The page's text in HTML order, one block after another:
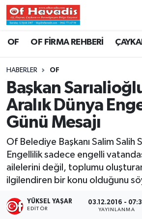
OF OF FİRMA REHBERİ
HABERLER OF
Başkan
Aralık Dünya
Günü Mesajı
Of Belediye Başkanı Salim Salih
Engellilik sadece engelli
ailelerini değil, toplumu
ilgilendiren bir konu olduğunu
YÜKSEL YAŞAR
EDITÖR
03.12.2016 -
YAYINLANMA
Trabzon Nöbetçi Eczaneler
Trabzon Namaz Vakitleri
Trabzon Trafik Yoğunluk
Süper Lig Puan Durumu ve
Tüm Manşetler
Haber Arşivi